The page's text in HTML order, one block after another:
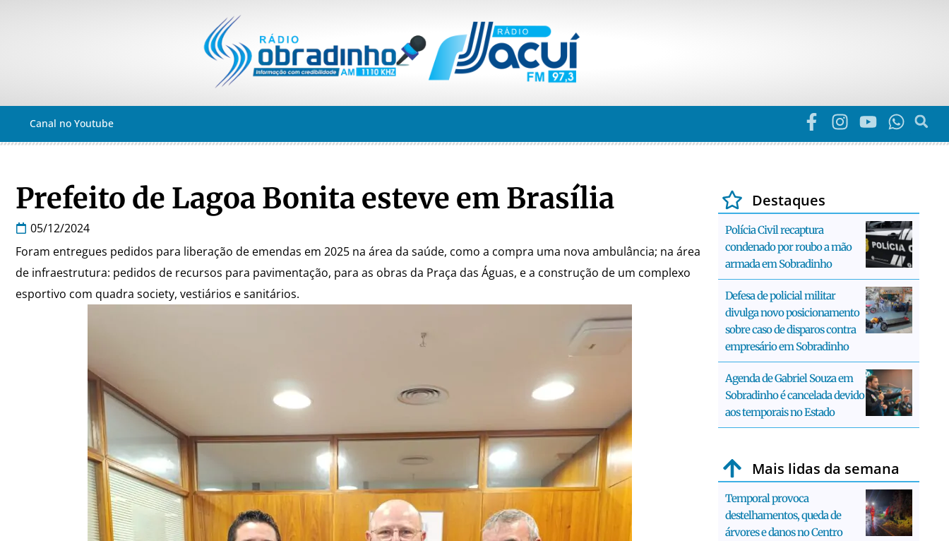
Canal no Youtube
Prefeito de Lagoa Bonita esteve em Brasília
05/12/2024
Foram entregues pedidos para liberação de emendas em 2025 na área da saúde, como a compra uma nova ambulância; na área
de infraestrutura: pedidos de recursos para pavimentação, para as obras da Praça das Águas, e a construção de um complexo
esportivo com quadra society, vestiários e sanitários.
Destaques
Polícia Civil recaptura
condenado por roubo a mão
armada em Sobradinho
Defesa de policial militar
divulga novo posicionamento
sobre caso de disparos contra
empresário em Sobradinho
Agenda de Gabriel Souza em
Sobradinho é cancelada devido
aos temporais no Estado
Mais lidas da semana
Temporal provoca
destelhamentos, queda de
árvores e danos no Centro